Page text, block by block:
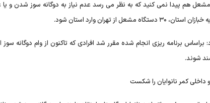
هم پیدا نمی کنید که به نظر می رسد عدم نیاز به دوگانه سوز شدن و
مشعل از تهران وارد استان شود.
شوند.
داخلی کمر نانوایان را شکست